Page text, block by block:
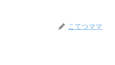
こてつママ